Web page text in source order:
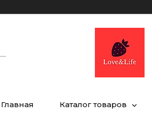
Главная Каталог товаров